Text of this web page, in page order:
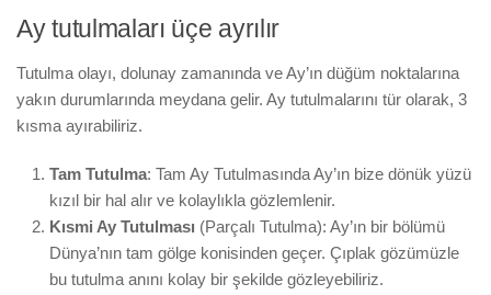
Ay tutulmaları üçe ayrılır
Tutulma olayı, dolunay zamanında ve Ay’ın düğüm noktalarına
yakın durumlarında meydana gelir. Ay tutulmalarını tür olarak, 3
kısma ayırabiliriz.
Tam Tutulma: Tam Ay Tutulmasında Ay’ın bize dönük yüzü
kızıl bir hal alır ve kolaylıkla gözlemlenir.
Kısmi Ay Tutulması (Parçalı Tutulma): Ay’ın bir bölümü
Dünya’nın tam gölge konisinden geçer. Çıplak gözümüzle
bu tutulma anını kolay bir şekilde gözleyebiliriz.